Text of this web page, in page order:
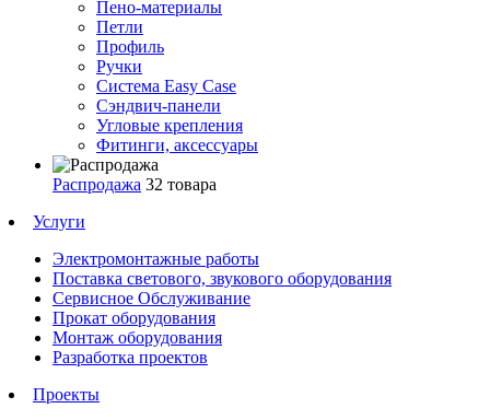
Пено-материалы
Петли
Профиль
Ручки
Система Easy Case
Сэндвич-панели
Угловые крепления
Фитинги, аксессуары
Распродажа 32 товара
Услуги
Электромонтажные работы
Поставка светового, звукового оборудования
Сервисное Обслуживание
Прокат оборудования
Монтаж оборудования
Разработка проектов
Проекты